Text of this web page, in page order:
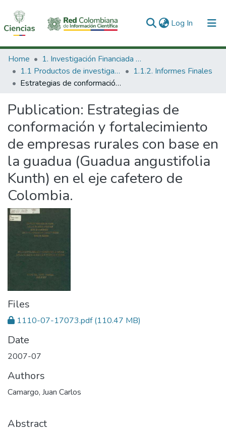
Log In (current)
Communities & Collections
All of DSpace
Home
1. Investigación Financiada con Recursos Públicos
1.1 Productos de investigación
1.1.2. Informes Finales
Estrategias de conformación y fortalecimiento de empresas rurales con base en la guadua (Guadua angustifolia Kunth) en el eje cafetero de Colombia.
Publication: Estrategias de
conformación y fortalecimiento
de empresas rurales con base en
la guadua (Guadua angustifolia
Kunth) en el eje cafetero de
Colombia.
Files
1110-07-17073.pdf(110.47 MB)
Date
2007-07
Authors
Camargo, Juan Carlos
Abstract